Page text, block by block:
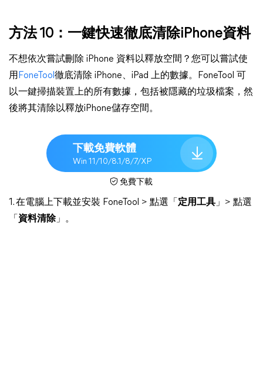
方法 10：一鍵快速徹底清除iPhone資料
不想依次嘗試刪除 iPhone 資料以釋放空間？您可以嘗試使
用 FoneTool 徹底清除 iPhone、iPad 上的數據。FoneTool 可
以一鍵掃描裝置上的所有數據，包括被隱藏的垃圾檔案，然
後將其清除以釋放iPhone儲存空間。
下載免費軟體
Win 11/10/8.1/8/7/XP
免費下載
1. 在電腦上下載並安裝 FoneTool > 點選「 定用工具 」> 點選
「 資料清除」。